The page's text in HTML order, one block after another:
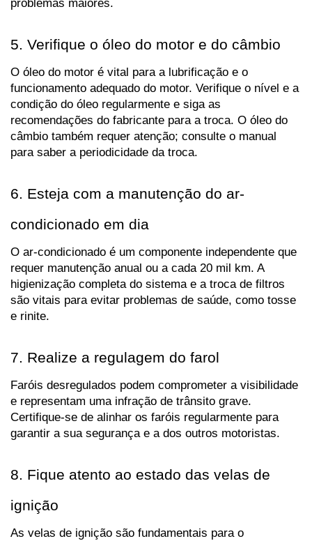
problemas maiores.
5. Verifique o óleo do motor e do câmbio
O óleo do motor é vital para a lubrificação e o
funcionamento adequado do motor. Verifique o nível e a
condição do óleo regularmente e siga as
recomendações do fabricante para a troca. O óleo do
câmbio também requer atenção; consulte o manual
para saber a periodicidade da troca.
6. Esteja com a manutenção do ar-
condicionado em dia
O ar-condicionado é um componente independente que
requer manutenção anual ou a cada 20 mil km. A
higienização completa do sistema e a troca de filtros
são vitais para evitar problemas de saúde, como tosse
e rinite.
7. Realize a regulagem do farol
Faróis desregulados podem comprometer a visibilidade
e representam uma infração de trânsito grave.
Certifique-se de alinhar os faróis regularmente para
garantir a sua segurança e a dos outros motoristas.
8. Fique atento ao estado das velas de
ignição
As velas de ignição são fundamentais para o